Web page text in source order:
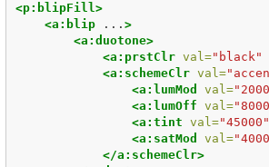
<p:blipFill>
<a:blip
... >
<a:duotone>
<a:prstClr val="black"
<a:schemeClr val=
<a:lumMod
val=
<a:lumOff val=
<a:tint val="45000"
<a:satMod
val=
</a:schemeClr>